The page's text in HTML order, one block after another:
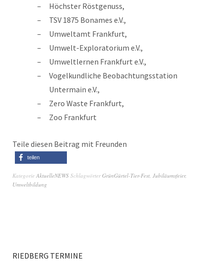
Höchster Röstgenuss,
TSV 1875 Bonames e.V.,
Umweltamt Frankfurt,
Umwelt-Exploratorium e.V.,
Umweltlernen Frankfurt e.V.,
Vogelkundliche Beobachtungsstation
Untermain e.V.,
Zero Waste Frankfurt,
Zoo Frankfurt
Teile diesen Beitrag mit Freunden
teilen
Kategorie AktuelleNEWS SchlagwörterGrünGürtel-Tier-Fest Jubiläumsfeier,
Umweltbildung
RIEDBERG TERMINE